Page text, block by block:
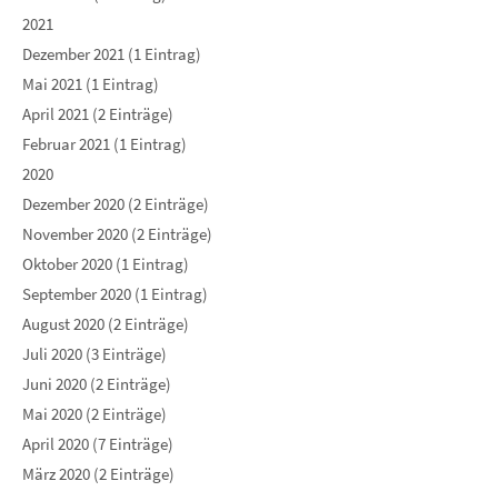
2021
Dezember 2021 (1 Eintrag)
Mai 2021 (1 Eintrag)
April 2021 (2 Einträge)
Februar 2021 (1 Eintrag)
2020
Dezember 2020 (2 Einträge)
November 2020 (2 Einträge)
Oktober 2020 (1 Eintrag)
September 2020 (1 Eintrag)
August 2020 (2 Einträge)
Juli 2020 (3 Einträge)
Juni 2020 (2 Einträge)
Mai 2020 (2 Einträge)
April 2020 (7 Einträge)
März 2020 (2 Einträge)